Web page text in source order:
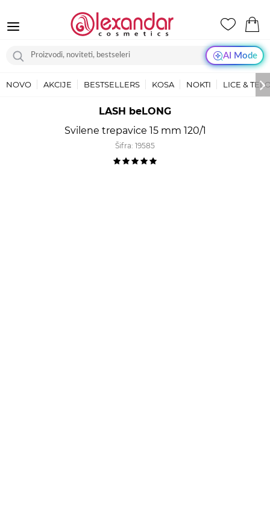
AI Mode
NOVO AKCIJE BESTSELLERS KOSA NOKTI LICE &
LASH beLONG
Svilene trepavice 15 mm 120/1
Šifra: 19585